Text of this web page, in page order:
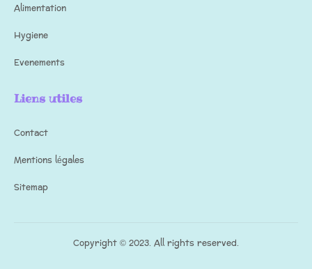
Alimentation
Hygiene
Evenements
Liens utiles
Contact
Mentions légales
Sitemap
Copyright © 2023. All rights reserved.